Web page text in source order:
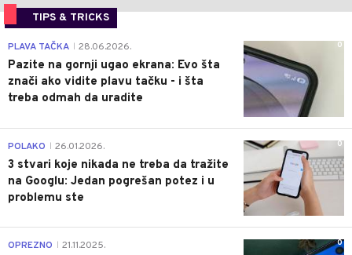
TIPS & TRICKS
0
PLAVA TAČKA 28.06.2026.
Pazite na gornji ugao ekrana: Evo šta
znači ako vidite plavu tačku - i šta
treba odmah da uradite
0
POLAKO 26.01.2026.
3 stvari koje nikada ne treba da tražite
na Googlu: Jedan pogrešan potez i u
problemu ste
0
OPREZNO 21.11.2025.